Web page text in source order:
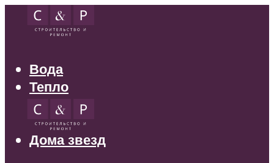
Вода
Тепло
Электрика
Свет
Дома звезд